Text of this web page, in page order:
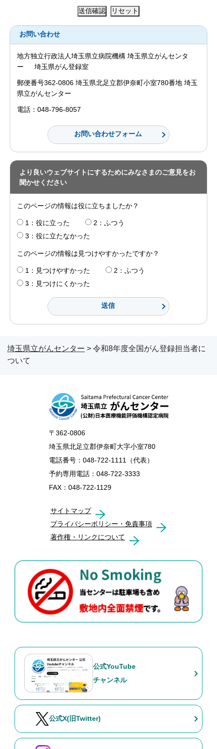
お問い合わせ
地方独立行政法人埼玉県立病院機構 埼玉県立がんセンタ
ー 埼玉県がん登録室
郵便番号362-0806 埼玉県北足立郡伊奈町小室780番地 埼玉
県立がんセンター
電話：048-796-8057
より良いウェブサイトにするためにみなさまのご意見をお
聞かせください
このページの情報は役に立ちましたか？
1：役に立った
2：ふつう
3：役に立たなかった
このページの情報は見つけやすかったですか？
1：見つけやすかった
2：ふつう
3：見つけにくかった
送信
埼玉県立がんセンター > 令和8年度全国がん登録担当者に
ついて
〒362-0806
埼玉県北足立郡伊奈町大字小室780
電話番号：048-722-1111（代表）
予約専用電話：048-722-3333
FAX：048-722-1129
サイトマップ
プライバシーポリシー・免責事項
著作権・リンクについて
公式YouTube
チャンネル
公式X(旧Twitter)